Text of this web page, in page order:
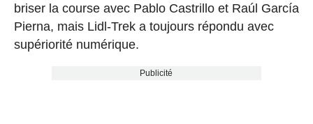
briser la course avec Pablo Castrillo et Raúl García
Pierna, mais Lidl-Trek a toujours répondu avec
supériorité numérique.
Publicité